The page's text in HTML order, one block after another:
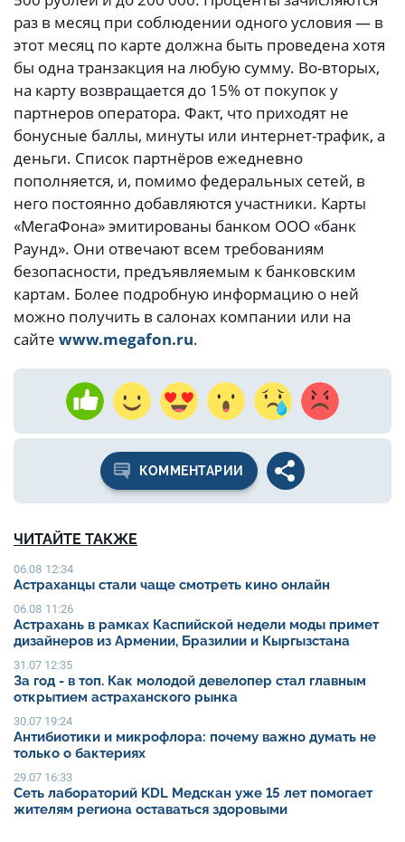
раз в месяц при соблюдении одного условия — в
этот месяц по карте должна быть проведена хотя
бы одна транзакция на любую сумму. Во-вторых,
на карту возвращается до 15% от покупок у
партнеров оператора. Факт, что приходят не
бонусные баллы, минуты или интернет-трафик, а
деньги. Список партнёров ежедневно
пополняется, и, помимо федеральных сетей, в
него постоянно добавляются участники. Карты
«МегаФона» эмитированы банком ООО «банк
Раунд». Они отвечают всем требованиям
безопасности, предъявляемым к банковским
картам. Более подробную информацию о ней
можно получить в салонах компании или на
сайте www.megafon.ru.
КОММЕНТАРИИ
ЧИТАЙТЕ ТАКЖЕ
06.08 12:34
Астраханцы стали чаще смотреть кино онлайн
06.08 11:26
Астрахань в рамках Каспийской недели моды примет
дизайнеров из Армении, Бразилии и Кыргызстана
31.07 12:35
За год - в топ. Как молодой девелопер стал главным
открытием астраханского рынка
30.07 19:24
Антибиотики и микрофлора: почему важно думать не
только о бактериях
29.07 16:33
Сеть лабораторий KDL Медскан уже 15 лет помогает
жителям региона оставаться здоровыми